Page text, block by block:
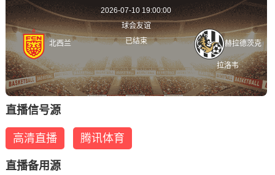
北西兰
2026-07-10 19:00:00
球会友谊
已结束
赫拉德茨克
拉洛韦
直播信号源
高清直播 腾讯体育
直播备用源